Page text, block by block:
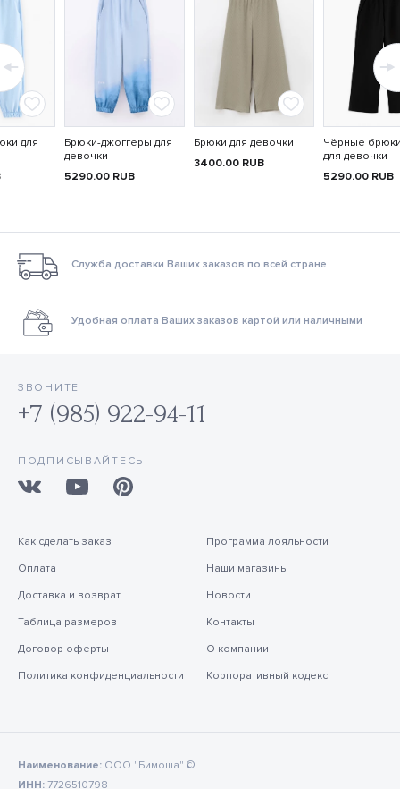
для
Брюки-джоггеры для
девочки
5290.00 RUB
Брюки для девочки
3400.00 RUB
Чёрные
для девочки
5290.00 RUB
Служба доставки Ваших заказов по всей стране
Удобная оплата Ваших заказов картой или наличными
ЗВОНИТЕ
+7 (985) 922-94-11
ПОДПИСЫВАЙТЕСЬ
Как сделать заказ
Оплата
Доставка и возврат
Таблица размеров
Договор оферты
Политика конфиденциальности
Программа лояльности
Наши магазины
Новости
Контакты
О компании
Корпоративный кодекс
Наименование: ООО "Бимоша" ©
ИНН: 7726510798